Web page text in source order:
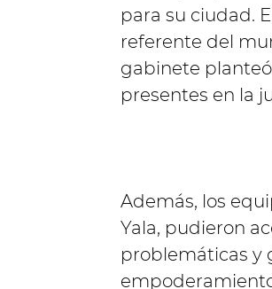
para su ciudad.
referente del
gabinete
presentes en la
Además, los
Yala, pudieron
problemáticas y